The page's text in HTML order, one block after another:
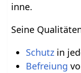
inne.
Seine
Schutzin
Befreiung